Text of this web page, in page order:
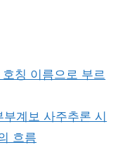
칭 이름으로 부르
부계보 사주추론 시
흐름